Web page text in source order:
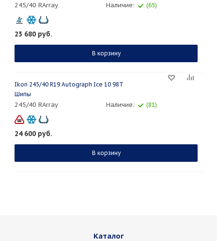
245/40 RArray Наличие: (65)
23 680 руб.
В корзину
Ikon 245/40 R19 Autograph Ice 10 98T
Шипы
245/40 RArray Наличие: (81)
24 600 руб.
В корзину
Каталог